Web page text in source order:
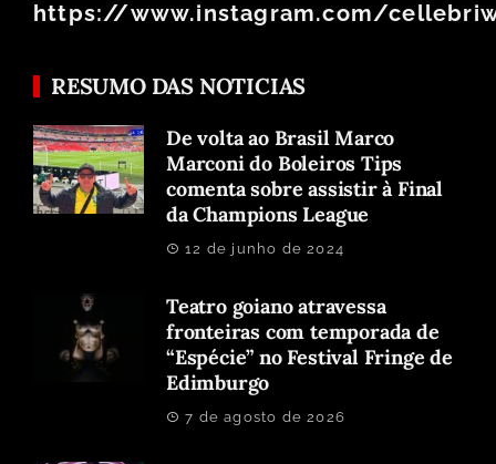
https://www.instagram.com/
RESUMO DAS NOTICIAS
De volta ao Brasil Marco
Marconi do Boleiros Tips
comenta sobre assistir à Final
da Champions League
12 de junho de 2024
Teatro goiano atravessa
fronteiras com temporada de
“Espécie” no Festival Fringe de
Edimburgo
7 de agosto de 2026